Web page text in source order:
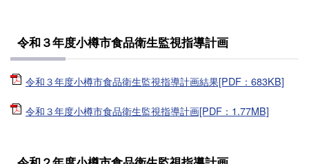
令和３年度小樽市食品衛生監視指導計画
令和３年度小樽市食品衛生監視指導計画結果[PDF：683KB]
令和３年度小樽市食品衛生監視指導計画[PDF：1.77MB]